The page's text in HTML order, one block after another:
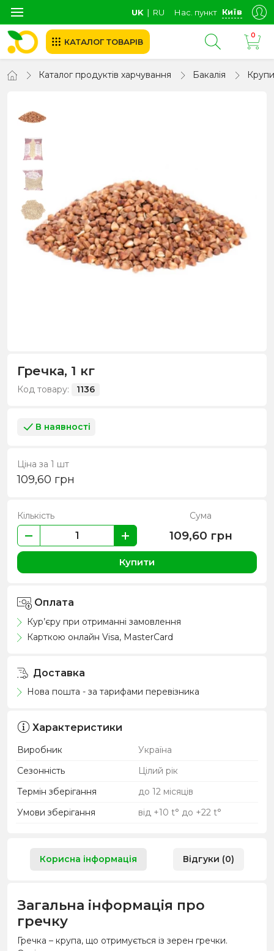
UK ∣ RU Нас. пункт Київ
КАТАЛОГ ТОВАРІВ
0
Каталог продуктів харчування Бакалія Крупи
Гречка, 1 кг
Код товару: 1136
В наявності
Ціна за 1 шт
109,60 грн
Кількість Сума
109,60 грн
Купити
Оплата
Кур’єру при отриманні замовлення
Карткою онлайн Visa, MasterCard
Доставка
Нова пошта - за тарифами перевізника
Характеристики
Виробник
Україна
Сезонність
Цілий рік
Термін зберігання
до 12 місяців
Умови зберігання
від +10 t° до +22 t°
Корисна інформація Відгуки (0)
Загальна інформація про
гречку
Гречка – крупа, що отримується із зерен гречки.